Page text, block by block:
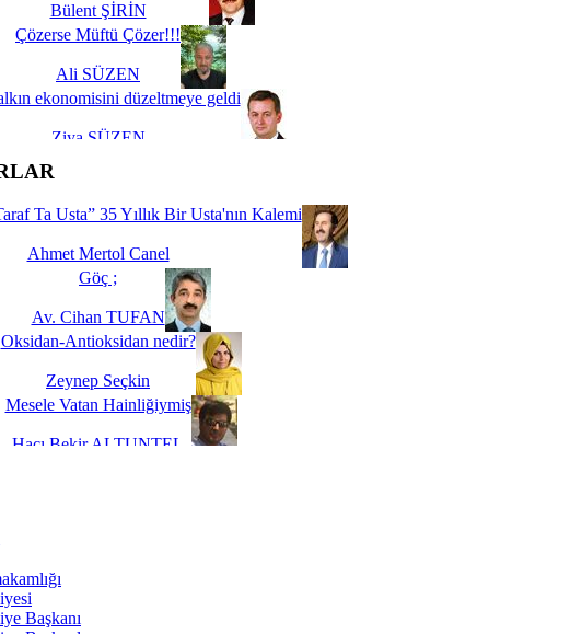
Bülent ŞİRİN
Çözerse Müftü Çözer!!!
Ali SÜZEN
ekonomisini düzeltmeye geldi
Ziya SÜZEN
İşte Biz buyuz...
Ta Usta” 35 Yıllık Bir Usta'nın Kalemi
Ahmet Mertol Canel
Göç ;
Av. Cihan TUFAN
Oksidan-Antioksidan nedir?
Zeynep Seçkin
Mesele Vatan Hainliğiymiş
Hacı Bekir ALTUNTEL
Ama Kısa Bir Süre De Olsa Burdayız
Savaş ŞENEL
Adaleti Kalmadı Üstadım!
Başkanı